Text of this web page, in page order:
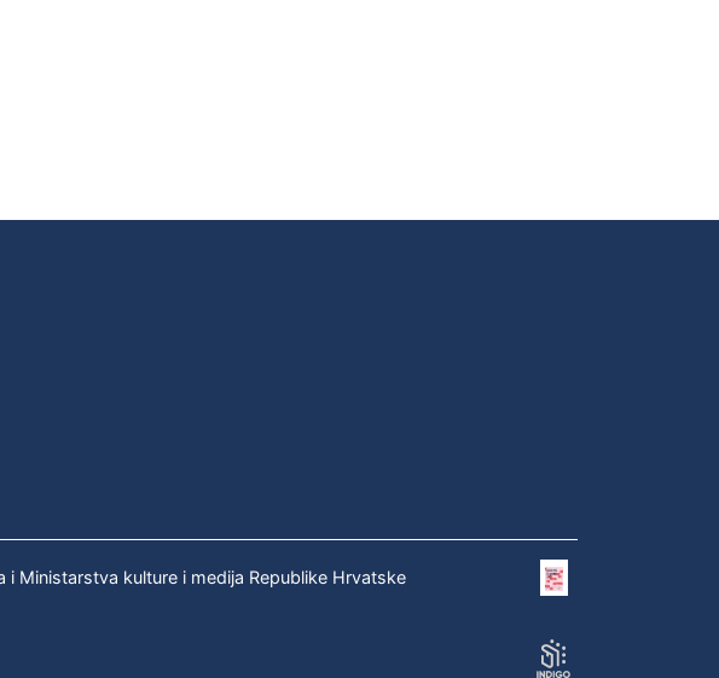
Ministarstva kulture i medija Republike Hrvatske